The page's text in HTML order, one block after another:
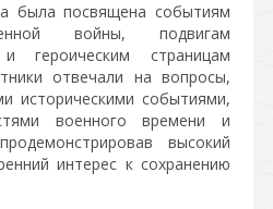
была посвящена событиям
войны, подвигам
героическим страницам
отвечали на вопросы,
историческими событиями,
военного времени и
высокий
интерес к сохранению